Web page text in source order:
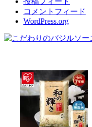
コメントフィード
WordPress.org